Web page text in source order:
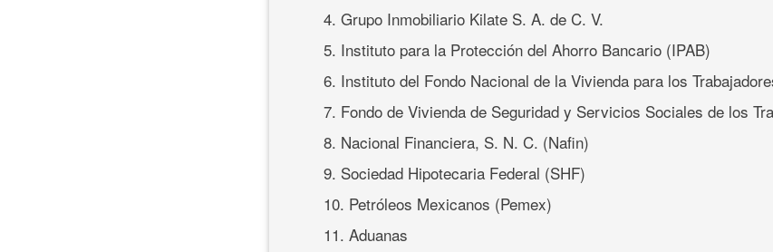
4. Grupo Inmobiliario Kilate S. A. de C. V.
5. Instituto para la Protección del Ahorro Bancario (IPAB)
6. Instituto del Fondo Nacional de la Vivienda para los
7. Fondo de Vivienda de Seguridad y Servicios Sociales de los
8. Nacional Financiera, S. N. C. (Nafin)
9. Sociedad Hipotecaria Federal (SHF)
10. Petróleos Mexicanos (Pemex)
11. Aduanas